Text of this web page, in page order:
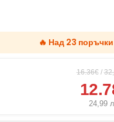
🔥 Над 23
16.36€ /
24,99